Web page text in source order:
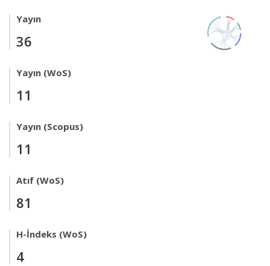
Yayın
36
Yayın (WoS)
11
Yayın (Scopus)
11
Atıf (WoS)
81
H-İndeks (WoS)
4